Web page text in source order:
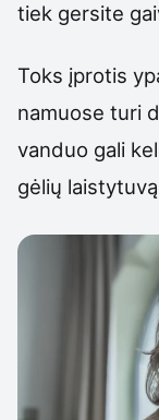
tiek gersite
Toks įprotis
namuose turi
vanduo gali
gėlių